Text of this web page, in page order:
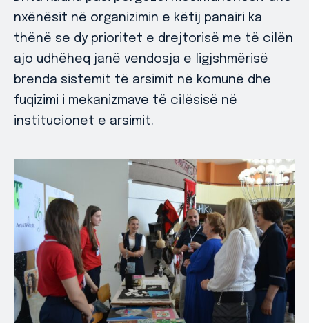
nxënësit në organizimin e këtij panairi ka
thënë se dy prioritet e drejtorisë me të cilën
ajo udhëheq janë vendosja e ligjshmërisë
brenda sistemit të arsimit në komunë dhe
fuqizimi i mekanizmave të cilësisë në
institucionet e arsimit.